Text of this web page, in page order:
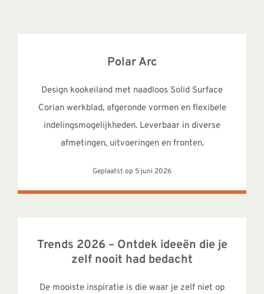
Polar Arc
Design kookeiland met naadloos Solid Surface
Corian werkblad, afgeronde vormen en flexibele
indelingsmogelijkheden. Leverbaar in diverse
afmetingen, uitvoeringen en fronten.
Geplaatst op 5 juni 2026
Trends 2026 – Ontdek ideeën die je
zelf nooit had bedacht
De mooiste inspiratie is die waar je zelf niet op